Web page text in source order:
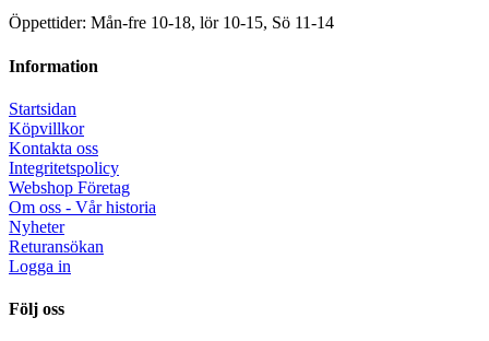
Öppettider: Mån-fre 10-18, lör 10-15, Sö 11-14
Information
Startsidan
Köpvillkor
Kontakta oss
Integritetspolicy
Webshop Företag
Om oss - Vår historia
Nyheter
Returansökan
Logga in
Följ oss